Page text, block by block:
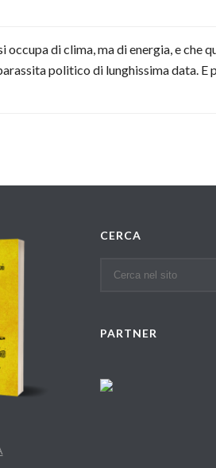
occupa di clima, ma di energia, e che
politico di lunghissima data.
CERCA
PARTNER